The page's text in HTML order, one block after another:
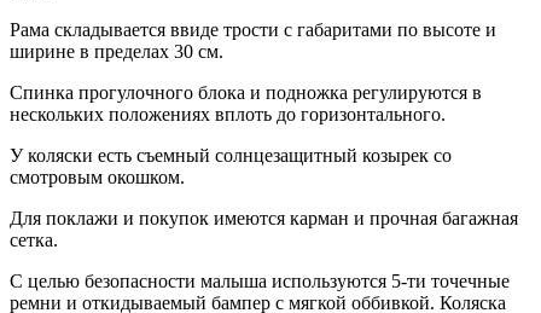
Рама складывается ввиде трости с габаритами по высоте и
ширине в пределах 30 см.
Спинка прогулочного блока и подножка регулируются в
нескольких положениях вплоть до горизонтального.
У коляски есть съемный солнцезащитный козырек со
смотровым окошком.
Для поклажи и покупок имеются карман и прочная багажная
сетка.
С целью безопасности малыша используются 5-ти точечные
ремни и откидываемый бампер с мягкой оббивкой. Коляска